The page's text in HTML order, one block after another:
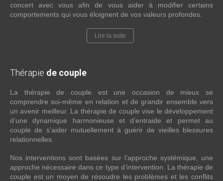
concert avec vous afin de vous aider à modifier certains
comportements qui vous éloignent de vos valeurs profondes.
Lire la suite
Thérapie de couple
La thérapie de couple est une occasion de mieux se
comprendre soi-même en relation et de grandir ensemble vers
un avenir meilleur. La thérapie de couple vise le développement
d’une dynamique harmonieuse et d’entraide et permet au
couple de s’aider mutuellement à guérir de vieilles blessures
relationnelles.
Nos interventions sont basées sur l’approche systémique, une
approche nécessaire dans ce type d’intervention. La thérapie de
couple est un moyen de résoudre les problèmes et les conflits